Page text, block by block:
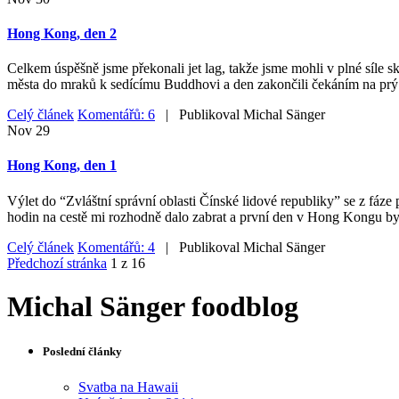
Hong Kong, den 2
Celkem úspěšně jsme překonali jet lag, takže jsme mohli v plné
města do mraků k sedícímu Buddhovi a den zakončili čekáním na
Celý článek Komentářů: 6 | Publikoval Michal Sänger
Nov 29
Hong Kong, den 1
Výlet do “Zvláštní správní oblasti Čínské lidové republiky” se z fáze
hodin na cestě mi rozhodně dalo zabrat a první den v Hong Kongu
Celý článek Komentářů: 4 | Publikoval Michal Sänger
Předchozí stránka 1 z 16
Michal Sänger foodblog
Poslední články
Svatba na Hawaii